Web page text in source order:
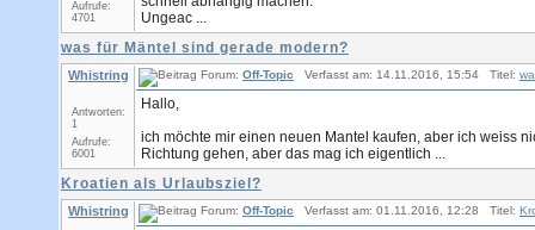
Aufrufe:
4701
Ungeac ...
was für Mäntel sind gerade modern?
Whistring
Antworten:
1
Aufrufe:
6001
Forum: Off-Topic Verfasst am: 14.11.2016, 15:54 Titel:
Hallo,
ich möchte mir einen neuen Mantel kaufen, aber ich weiss
Richtung gehen, aber das mag ich eigentlich ...
Kroatien als Urlaubsziel?
Whistring Forum: Off-Topic Verfasst am: 01.11.2016, 12:28 Titel: